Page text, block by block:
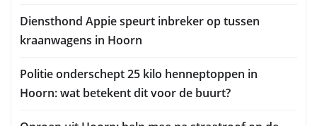
Diensthond Appie speurt inbreker op tussen
kraanwagens in Hoorn
Politie onderschept 25 kilo henneptoppen in
Hoorn: wat betekent dit voor de buurt?